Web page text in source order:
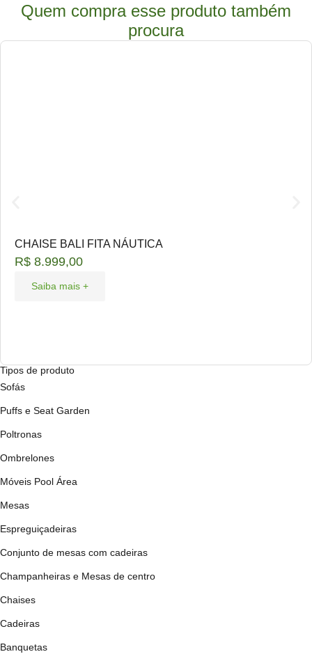
Quem compra esse produto também
procura
CHAISE BALI FITA NÁUTICA
R$ 8.999,00
Saiba mais +
Tipos de produto
Sofás
Puffs e Seat Garden
Poltronas
Ombrelones
Móveis Pool Área
Mesas
Espreguiçadeiras
Conjunto de mesas com cadeiras
Champanheiras e Mesas de centro
Chaises
Cadeiras
Banquetas